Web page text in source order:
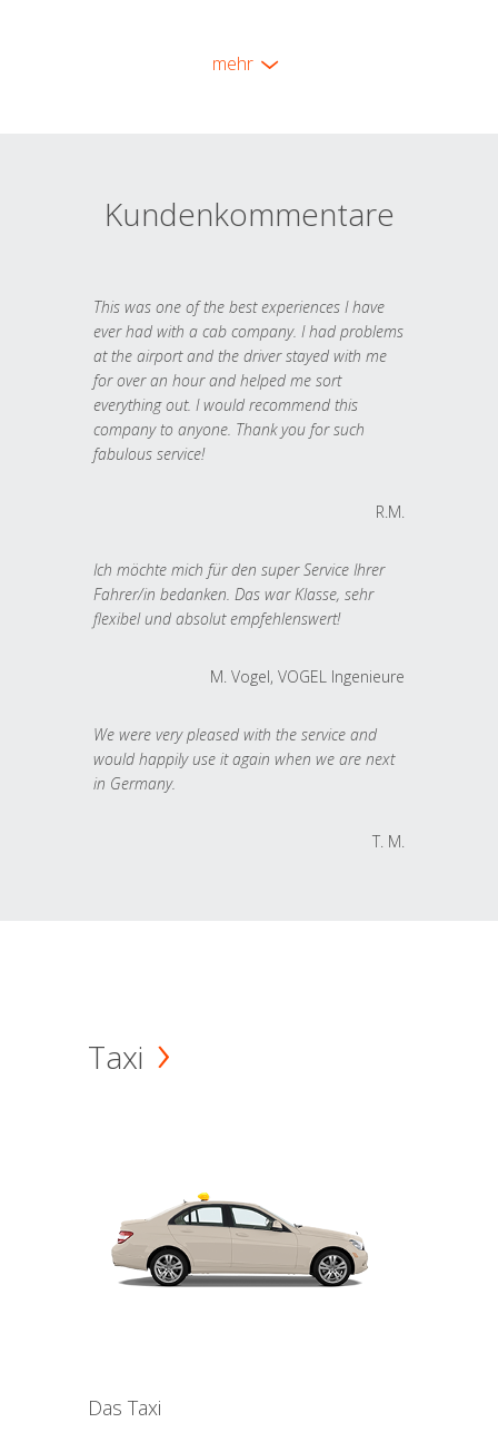
mehr
Kundenkommentare
This was one of the best experiences I have
ever had with a cab company. I had problems
at the airport and the driver stayed with me
for over an hour and helped me sort
everything out. I would recommend this
company to anyone. Thank you for such
fabulous service!
R.M.
Ich möchte mich für den super Service Ihrer
Fahrer/in bedanken. Das war Klasse, sehr
flexibel und absolut empfehlenswert!
M. Vogel, VOGEL Ingenieure
We were very pleased with the service and
would happily use it again when we are next
in Germany.
T. M.
Taxi
Das Taxi